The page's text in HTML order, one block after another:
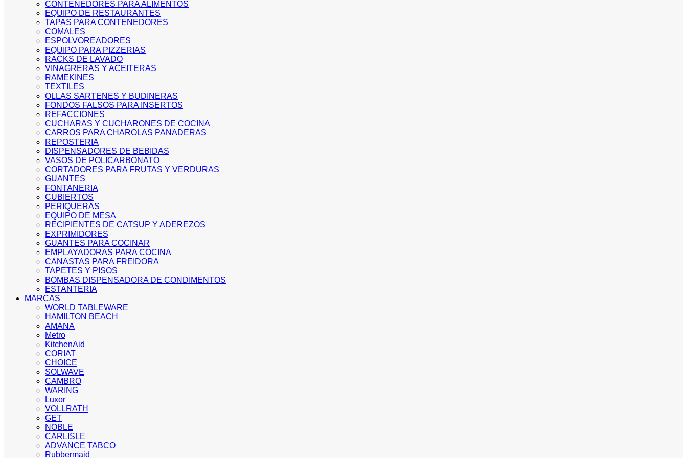
CONTENEDORES PARA ALIMENTOS
EQUIPO DE RESTAURANTES
TAPAS PARA CONTENEDORES
COMALES
ESPOLVOREADORES
EQUIPO PARA PIZZERIAS
RACKS DE LAVADO
VINAGRERAS Y ACEITERAS
RAMEKINES
TEXTILES
OLLAS SARTENES Y BUDINERAS
FONDOS FALSOS PARA INSERTOS
REFACCIONES
CUCHARAS Y CUCHARONES DE COCINA
CARROS PARA CHAROLAS PANADERAS
REPOSTERIA
DISPENSADORES DE BEBIDAS
VASOS DE POLICARBONATO
CORTADORES PARA FRUTAS Y VERDURAS
GUANTES
FONTANERIA
CUBIERTOS
PERIQUERAS
EQUIPO DE MESA
RECIPIENTES DE CATSUP Y ADEREZOS
EXPRIMIDORES
GUANTES PARA COCINAR
EMPLAYADORAS PARA COCINA
CANASTAS PARA FREIDORA
TAPETES Y PISOS
BOMBAS DISPENSADORA DE CONDIMENTOS
ESTANTERIA
MARCAS
WORLD TABLEWARE
HAMILTON BEACH
AMANA
Metro
KitchenAid
CORIAT
CHOICE
SOLWAVE
CAMBRO
WARING
Luxor
VOLLRATH
GET
NOBLE
CARLISLE
ADVANCE TABCO
Rubbermaid